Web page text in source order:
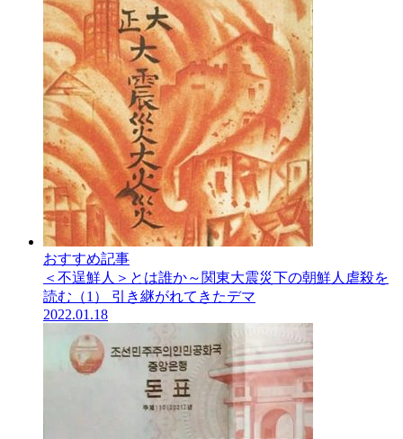
おすすめ記事
＜不逞鮮人＞とは誰か～関東大震災下の朝鮮人虐殺を
読む（1） 引き継がれてきたデマ
2022.01.18